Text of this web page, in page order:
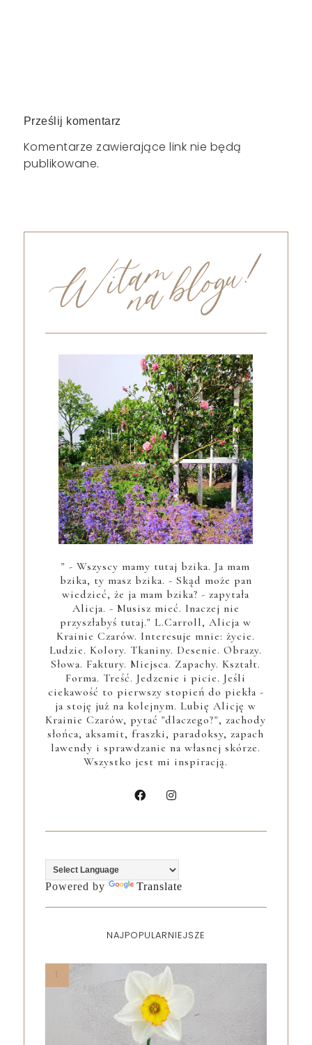
Prześlij komentarz
Komentarze zawierające link nie będą
publikowane.
" - Wszyscy mamy tutaj bzika. Ja mam
bzika, ty masz bzika. - Skąd może pan
wiedzieć, że ja mam bzika? - zapytała
Alicja. - Musisz mieć. Inaczej nie
przyszłabyś tutaj." L.Carroll, Alicja w
Krainie Czarów. Interesuje mnie: życie.
Ludzie. Kolory. Tkaniny. Desenie. Obrazy.
Słowa. Faktury. Miejsca. Zapachy. Kształt.
Forma. Treść. Jedzenie i picie. Jeśli
ciekawość to pierwszy stopień do piekła -
ja stoję już na kolejnym. Lubię Alicję w
Krainie Czarów, pytać "dlaczego?", zachody
słońca, aksamit, fraszki, paradoksy, zapach
lawendy i sprawdzanie na własnej skórze.
Wszystko jest mi inspiracją.
Powered by Translate
NAJPOPULARNIEJSZE